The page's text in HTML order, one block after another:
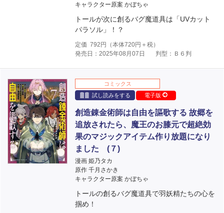
キャラクター原案 かぼちゃ
トールが次に創るバグ魔道具は「UVカット
パラソル」！？
定価 792 円（本体720円＋税）
発売日：2025年08月07日
判型：Ｂ６判
コミックス
試し読みをする
電子版
創造錬金術師は自由を謳歌する 故郷を
追放されたら、魔王のお膝元で超絶効
果のマジックアイテム作り放題になり
ました (７)
漫画 姫乃タカ
原作 千月さかき
キャラクター原案 かぼちゃ
トールの創るバグ魔道具で羽妖精たちの心を
掴め！